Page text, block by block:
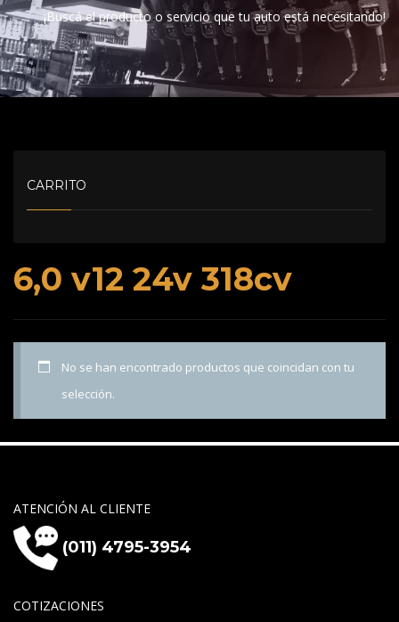
¡Buscá el producto o servicio que tu auto está necesitando!
6,0 v12 24v 318cv
No se han encontrado productos que coincidan con tu
selección.
CARRITO
ATENCIÓN AL CLIENTE
(011) 4795-3954
COTIZACIONES